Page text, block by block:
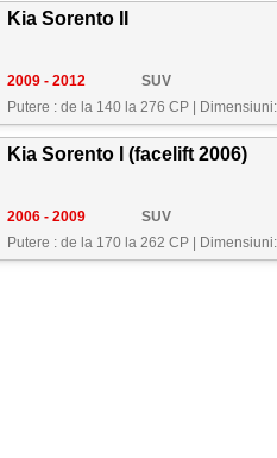
Kia Sorento II
2009 - 2012
SUV
Putere : de la 140 la 276 CP
Kia Sorento I (facelift 2006)
2006 - 2009
SUV
Putere : de la 170 la 262 CP